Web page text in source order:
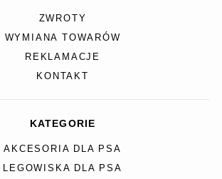
ZWROTY
WYMIANA TOWARÓW
REKLAMACJE
KONTAKT
KATEGORIE
AKCESORIA DLA PSA
LEGOWISKA DLA PSA